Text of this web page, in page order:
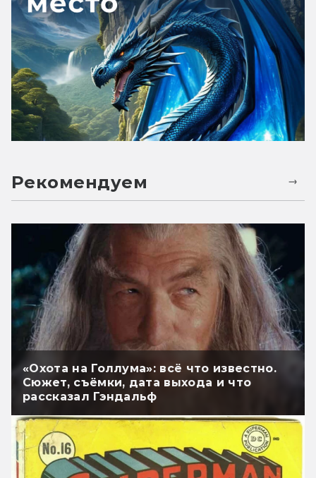
Рекомендуем
«Охота на Голлума»: всё что известно.
Сюжет, съёмки, дата выхода и что
рассказал Гэндальф